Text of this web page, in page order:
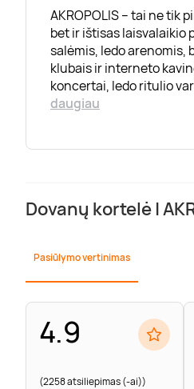
AKROPOLIS – tai ne tik
bet ir ištisas laisvalaikio
salėmis, ledo arenomis,
klubais ir interneto
koncertai, ledo ritulio
daugiau
Dovanų kortelė |
Pasiūlymo vertinimas
4.9
(2258 atsiliepimas (-ai))